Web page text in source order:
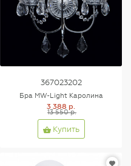
367023202
Бра MW-Light Каролина
3 388 р.
13 550 р.
Купить